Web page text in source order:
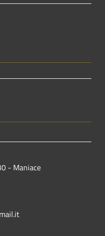
- Maniace